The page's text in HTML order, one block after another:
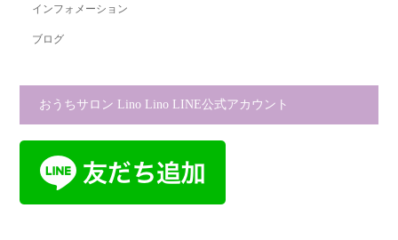
インフォメーション
ブログ
おうちサロン Lino Lino LINE公式アカウント